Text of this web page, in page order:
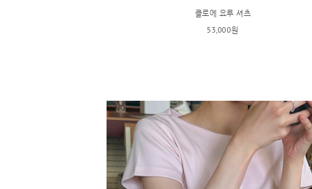
클로에 요루 셔츠
53,000원